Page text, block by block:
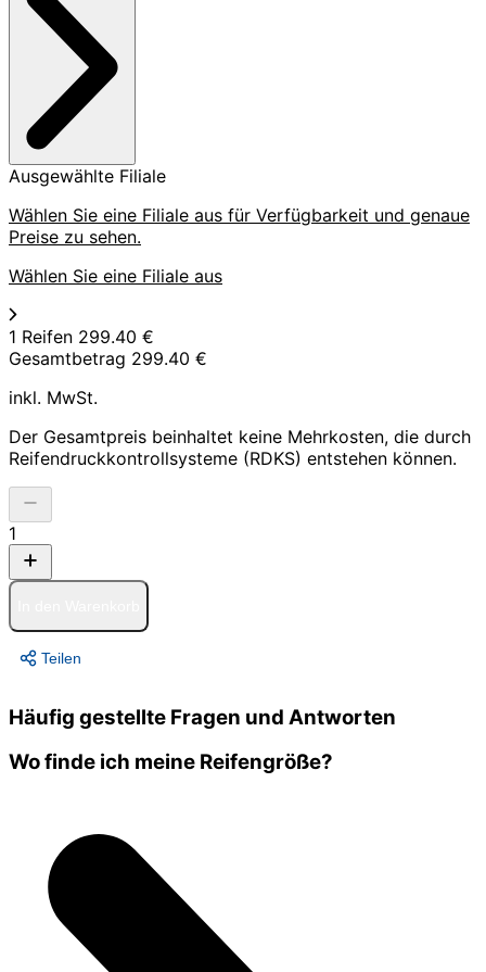
Ausgewählte Filiale
Wählen Sie eine Filiale aus für Verfügbarkeit und genaue
Preise zu sehen.
Wählen Sie eine Filiale aus
1 Reifen 299.40 €
Gesamtbetrag 299.40 €
inkl. MwSt.
Der Gesamtpreis beinhaltet keine Mehrkosten, die durch
Reifendruckkontrollsysteme (RDKS) entstehen können.
1
Teilen
Häufig gestellte Fragen und Antworten
Wo finde ich meine Reifengröße?